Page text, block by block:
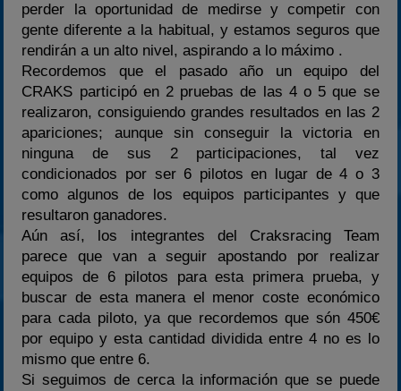
perder la oportunidad de medirse y competir con
gente diferente a la habitual, y estamos seguros que
rendirán a un alto nivel, aspirando a lo máximo .
Recordemos que el pasado año un equipo del
CRAKS participó en 2 pruebas de las 4 o 5 que se
realizaron, consiguiendo grandes resultados en las 2
apariciones; aunque sin conseguir la victoria en
ninguna de sus 2 participaciones, tal vez
condicionados por ser 6 pilotos en lugar de 4 o 3
como algunos de los equipos participantes y que
resultaron ganadores.
Aún así, los integrantes del Craksracing Team
parece que van a seguir apostando por realizar
equipos de 6 pilotos para esta primera prueba, y
buscar de esta manera el menor coste económico
para cada piloto, ya que recordemos que són 450€
por equipo y esta cantidad dividida entre 4 no es lo
mismo que entre 6.
Si seguimos de cerca la información que se puede